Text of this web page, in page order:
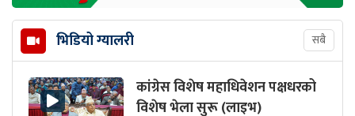
भिडियो ग्यालरी सबै
कांग्रेस विशेष महाधिवेशन पक्षधरको
विशेष भेला सुरू (लाइभ)